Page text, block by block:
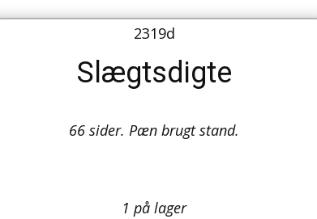
2319d
Slægtsdigte
66 sider. Pæn brugt stand.
1 på lager